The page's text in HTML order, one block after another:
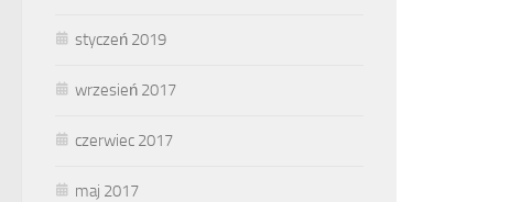
styczeń 2019
wrzesień 2017
czerwiec 2017
maj 2017